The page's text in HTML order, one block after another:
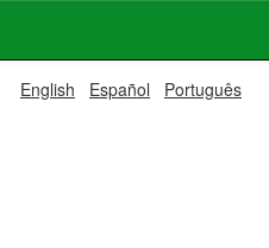
English Español Português